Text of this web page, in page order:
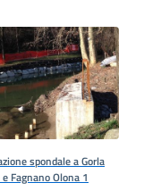
spondale a Gorla
Fagnano Olona 1